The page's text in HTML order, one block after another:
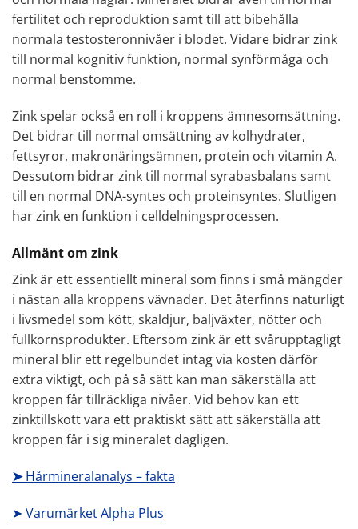
fertilitet och reproduktion samt till att bibehålla
normala testosteronnivåer i blodet. Vidare bidrar zink
till normal kognitiv funktion, normal synförmåga och
normal benstomme.
Zink spelar också en roll i kroppens ämnesomsättning.
Det bidrar till normal omsättning av kolhydrater,
fettsyror, makronäringsämnen, protein och vitamin A.
Dessutom bidrar zink till normal syrabasbalans samt
till en normal DNA-syntes och proteinsyntes. Slutligen
har zink en funktion i celldelningsprocessen.
Allmänt om zink
Zink är ett essentiellt mineral som finns i små mängder
i nästan alla kroppens vävnader. Det återfinns naturligt
i livsmedel som kött, skaldjur, baljväxter, nötter och
fullkornsprodukter. Eftersom zink är ett svårupptagligt
mineral blir ett regelbundet intag via kosten därför
extra viktigt, och på så sätt kan man säkerställa att
kroppen får tillräckliga nivåer. Vid behov kan ett
zinktillskott vara ett praktiskt sätt att säkerställa att
kroppen får i sig mineralet dagligen.
➤Hårmineralanalys – fakta
➤ Varumärket Alpha Plus